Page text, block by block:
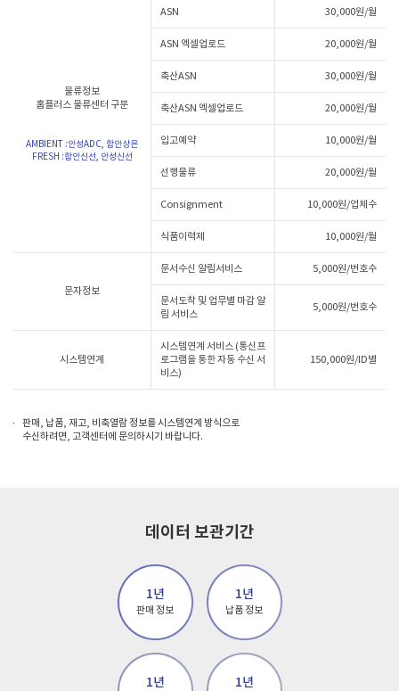
물류정보
홈플러스 물류센터 구분
AMBIENT :안성ADC, 함안상온
FRESH :함안신선, 안성신선
ASN 30,000원/월
ASN 엑셀업로드 20,000원/월
축산ASN 30,000원/월
축산ASN 엑셀업로드 20,000원/월
입고예약 10,000원/월
선행물류 20,000원/월
Consignment 10,000원/업체수
식품이력제 10,000원/월
문자정보
문서수신 알림서비스 5,000원/번호수
문서도착 및 업무별 마감 알
림 서비스
5,000원/번호수
시스템연계
시스템연계 서비스 (통신프
로그램을 통한 자동 수신 서
비스)
150,000원/ID별
판매, 납품, 재고, 비축열람 정보를 시스템연계 방식으로
수신하려면, 고객센터에 문의하시기 바랍니다.
데이터 보관기간
1년
판매 정보
1년
납품 정보
1년 1년